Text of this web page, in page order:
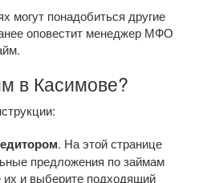
могут понадобиться другие
оповестит менеджер МФО
в Касимове?
. На этой странице
предложения по займам
их и выберите подходящий